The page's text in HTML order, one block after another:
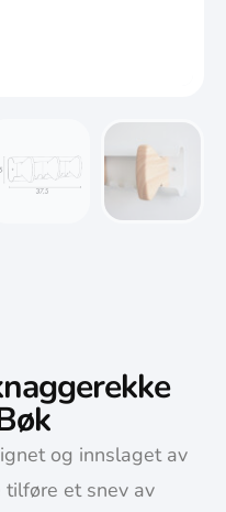
og innslaget av
et snev av